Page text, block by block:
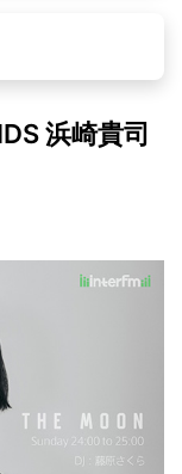
浜崎貴司